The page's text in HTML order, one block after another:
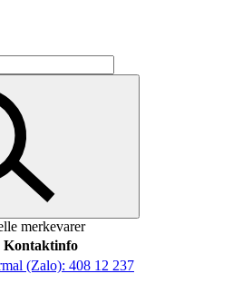
merkevarer
Kontaktinfo
(Zalo): 408 12 237